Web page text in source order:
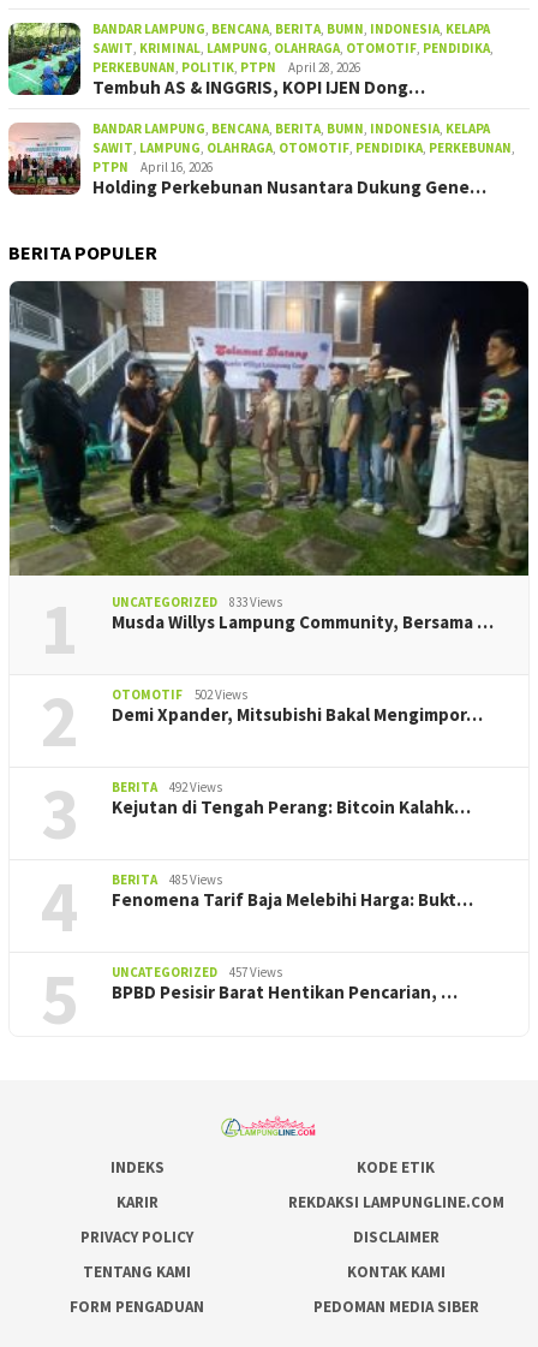
BANDAR LAMPUNG BENCANA BERITA BUMN INDONESIA KELAPA
SAWIT KRIMINAL LAMPUNG OLAHRAGA OTOMOTIF PENDIDIKA
PERKEBUNAN POLITIK PTPN April 28, 2026
Tembuh AS & INGGRIS, KOPI IJEN Dong…
BANDAR LAMPUNG BENCANA BERITA BUMN INDONESIA KELAPA
SAWIT LAMPUNG OLAHRAGA OTOMOTIF PENDIDIKA PERKEBUNAN
PTPN
April 16, 2026
Holding Perkebunan Nusantara Dukung Gene…
BERITA POPULER
1 UNCATEGORIZED 833 Views
Musda Willys Lampung Community, Bersama …
2 OTOMOTIF 502 Views
Demi Xpander, Mitsubishi Bakal Mengimpor…
3 BERITA 492 Views
Kejutan di Tengah Perang: Bitcoin Kalahk…
4 BERITA 485 Views
Fenomena Tarif Baja Melebihi Harga: Bukt…
5 UNCATEGORIZED 457 Views
BPBD Pesisir Barat Hentikan Pencarian, ‎…
INDEKS
KODE ETIK
KARIR
REKDAKSI LAMPUNGLINE.COM
PRIVACY POLICY
DISCLAIMER
TENTANG KAMI
KONTAK KAMI
FORM PENGADUAN
PEDOMAN MEDIA SIBER